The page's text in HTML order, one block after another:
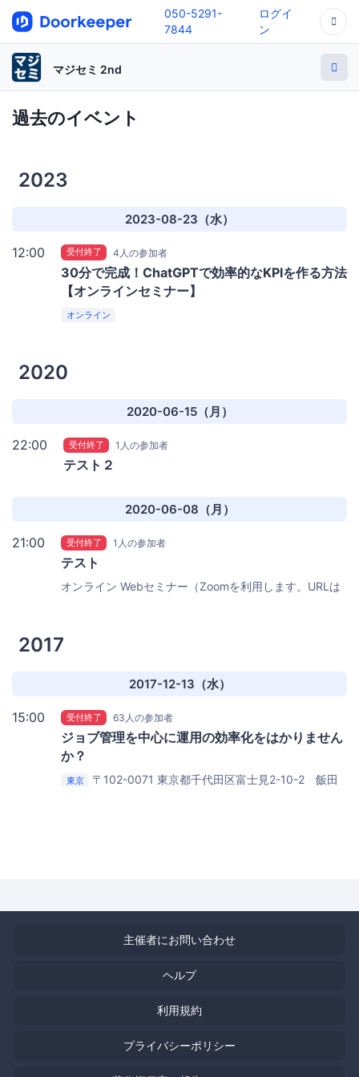
050-5291-
7844
ログイ
ン
マジセミ 2nd
過去のイベント
2023
2023-08-23（水）
12:00 受付終了 4人の参加者
30分で完成！ChatGPTで効率的なKPIを作る方法
【オンラインセミナー】
オンライン
2020
2020-06-15（月）
22:00 受付終了 1人の参加者
テスト２
2020-06-08（月）
21:00 受付終了 1人の参加者
テスト
オンライン Webセミナー（Zoomを利用します。URLは
2017
2017-12-13（水）
15:00 受付終了 63人の参加者
ジョブ管理を中心に運用の効率化をはかりません
か？
東京
〒102-0071 東京都千代田区富士見2-10-2 飯田
主催者にお問い合わせ
ヘルプ
利用規約
プライバシーポリシー